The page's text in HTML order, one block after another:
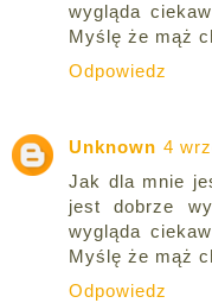
wygląda
Myślę że mąż
Odpowiedz
Unknown 4
Jak dla mnie
jest dobrze
wygląda
Myślę że mąż
Odpowiedz